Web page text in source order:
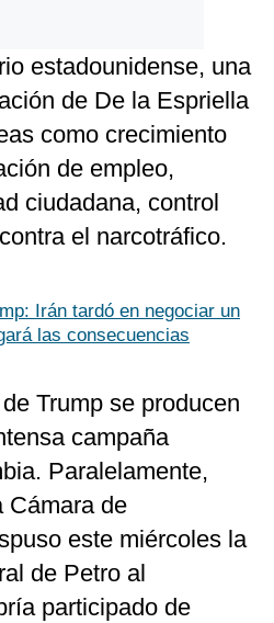
estadounidense, una
de De la Espriella
como crecimiento
de empleo,
ciudadana, control
el narcotráfico.
Irán tardó en negociar un
las consecuencias
Trump se producen
campaña
Paralelamente,
Cámara de
este miércoles la
de Petro al
participado de